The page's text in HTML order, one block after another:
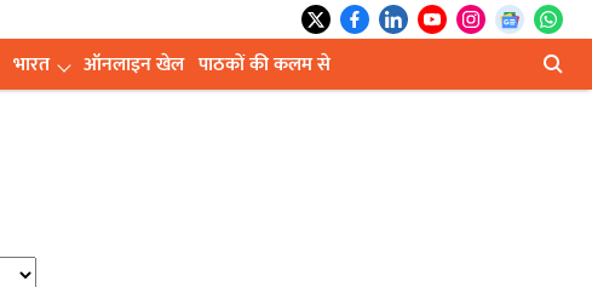
भारत ऑनलाइन खेल पाठकों की कलम से